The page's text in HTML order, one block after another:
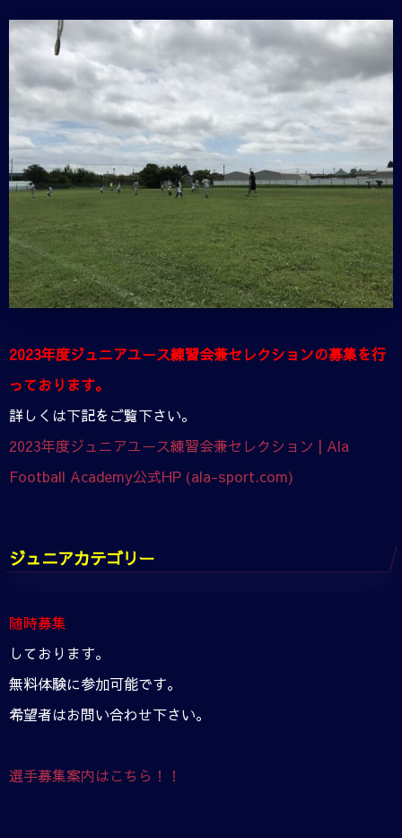
2023年度ジュニアユース練習会兼セレクションの募集を行
っております。
詳しくは下記をご覧下さい。
2023年度ジュニアユース練習会兼セレクション | Ala
Football Academy公式HP (ala-sport.com)
ジュニアカテゴリー
随時募集
しております。
無料体験に参加可能です。
希望者はお問い合わせ下さい。
選手募集案内はこちら！！